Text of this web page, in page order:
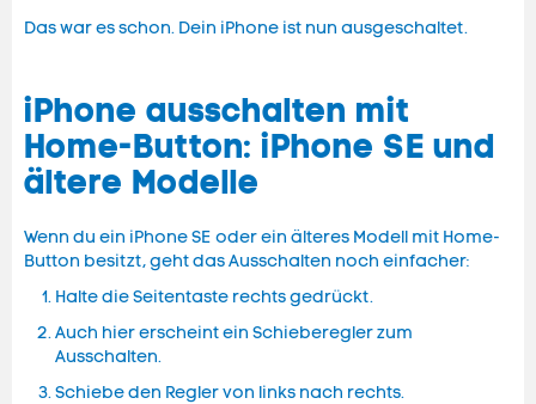
Das war es schon. Dein iPhone ist nun ausgeschaltet.
iPhone ausschalten mit
Home-Button: iPhone SE und
ältere Modelle
Wenn du ein iPhone SE oder ein älteres Modell mit Home-
Button besitzt, geht das Ausschalten noch einfacher:
Halte die Seitentaste rechts gedrückt.
Auch hier erscheint ein Schieberegler zum
Ausschalten.
Schiebe den Regler von links nach rechts.